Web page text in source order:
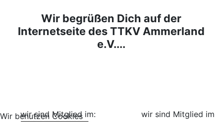
Wir begrüßen Dich auf der
Internetseite des TTKV Ammerland
e.V....
wir sind Mitglied im: wir sind Mitglied im:
Wir benutzen Cookies